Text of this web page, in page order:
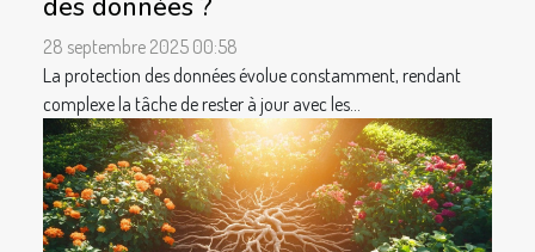
des données ?
28 septembre 2025 00:58
La protection des données évolue constamment, rendant
complexe la tâche de rester à jour avec les...